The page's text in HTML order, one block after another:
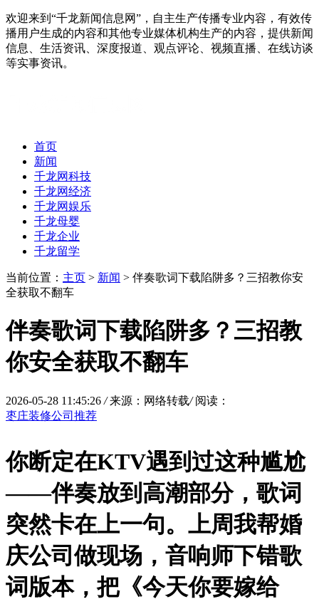
欢迎来到“千龙新闻信息网”，自主生产传播专业内容，有效传
播用户生成的内容和其他专业媒体机构生产的内容，提供新闻
信息、生活资讯、深度报道、观点评论、视频直播、在线访谈
等实事资讯。
首页
新闻
千龙网科技
千龙网经济
千龙网娱乐
千龙母婴
千龙企业
千龙留学
当前位置： 主页 > 新闻 > 伴奏歌词下载陷阱多？三招教你安
全获取不翻车
伴奏歌词下载陷阱多？三招教
你安全获取不翻车
2026-05-28 11:45:26 / 来源：网络转载/ 阅读：
枣庄装修公司推荐
你断定在KTV遇到过这种尴尬
——伴奏放到高潮部分，歌词
突然卡在上一句。上周我帮婚
庆公司做现场，音响师下错歌
词版本，把《今天你要嫁给